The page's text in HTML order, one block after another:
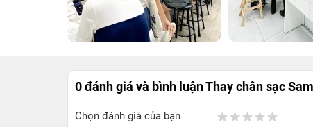
0 đánh giá và bình luậnThay chân sạc
Chọn đánh giá của bạn